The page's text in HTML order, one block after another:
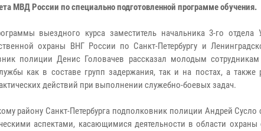
МВД России по специально подготовленной программе обучения.
выездного курса заместитель начальника 3-го отдела
охраны ВНГ России по Санкт-Петербургу и
полиции Денис Головачев рассказал молодым
как в составе групп задержания, так и на постах, а также
действий при выполнении служебно-боевых задач.
району Санкт-Петербурга подполковник полиции Андрей
аспектами, касающимися деятельности в области охраны